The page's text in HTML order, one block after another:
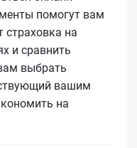
помогут вам
страховка на
и сравнить
выбрать
вашим
на